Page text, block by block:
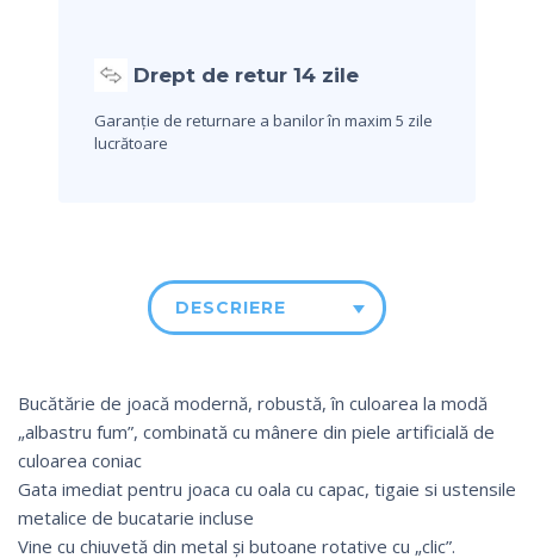
Drept de retur 14 zile
Garanție de returnare a banilor în maxim 5 zile
lucrătoare
DESCRIERE
Bucătărie de joacă modernă, robustă, în culoarea la modă
„albastru fum”, combinată cu mânere din piele artificială de
culoarea coniac
Gata imediat pentru joaca cu oala cu capac, tigaie si ustensile
metalice de bucatarie incluse
Vine cu chiuvetă din metal și butoane rotative cu „clic”.